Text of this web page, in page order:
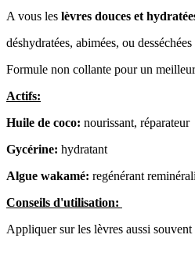
A vous les lèvres douces et
déshydratées, abimées, ou
Formule non collante pour un
Actifs:
Huile de coco: nourissant, réparateur
Gycérine: hydratant
Algue wakamé: regénérant
Conseils d'utilisation:
Appliquer sur les lèvres aussi